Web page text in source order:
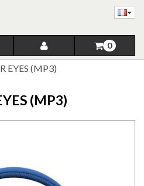
0
EYES (MP3)
(MP3)